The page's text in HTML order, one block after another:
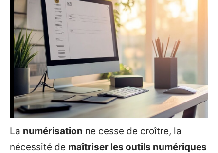
La numérisation ne cesse de croître, la
nécessité de maîtriser les outils numériques